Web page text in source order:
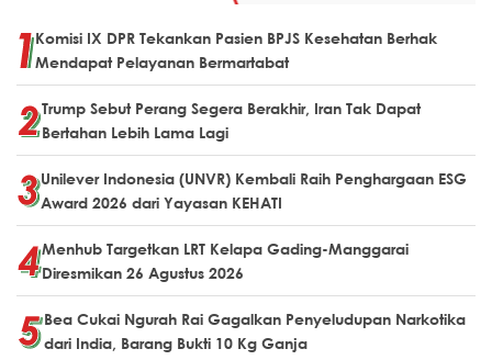
Komisi IX DPR Tekankan Pasien BPJS Kesehatan Berhak
Mendapat Pelayanan Bermartabat
Trump Sebut Perang Segera Berakhir, Iran Tak Dapat
Bertahan Lebih Lama Lagi
Unilever Indonesia (UNVR) Kembali Raih Penghargaan ESG
Award 2026 dari Yayasan KEHATI
Menhub Targetkan LRT Kelapa Gading-Manggarai
Diresmikan 26 Agustus 2026
Bea Cukai Ngurah Rai Gagalkan Penyeludupan Narkotika
dari India, Barang Bukti 10 Kg Ganja